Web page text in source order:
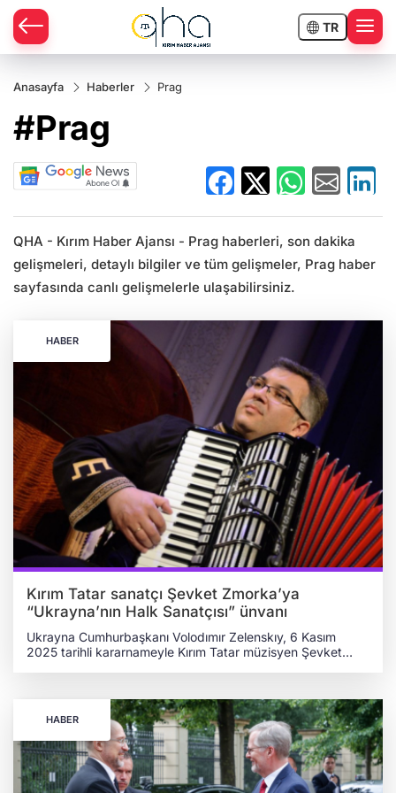
TR
Anasayfa Haberler Prag
#Prag
QHA - Kırım Haber Ajansı - Prag haberleri, son dakika
gelişmeleri, detaylı bilgiler ve tüm gelişmeler, Prag haber
sayfasında canlı gelişmelerle ulaşabilirsiniz.
HABER
Kırım Tatar sanatçı Şevket Zmorka’ya
“Ukrayna’nın Halk Sanatçısı” ünvanı
Ukrayna Cumhurbaşkanı Volodımır Zelenskıy, 6 Kasım
2025 tarihli kararnameyle Kırım Tatar müzisyen Şevket
sanatçısı olarak hem Ukrayna hem de Kırım Tatar kültürünü
uluslararası sahnelerde temsil ediyor. KTMM TEKLİF ETTİ,
ZELENSKIY ONAYLADI Sanatçıya bu onursal ünvanın
verilmesi için teklif, Kırım Tatar Milli Meclisinin (KTMM)
talebi üzerine Ukrayna Cumhurbaşkanının Kırım Özerk
Cumhuriyeti Temsilciliği tarafından yapıldı. ŞEVKET
ZMORKA KİMDİR? Şevket Zmorka, 17 Aralık 1977'de Kırım
HABER